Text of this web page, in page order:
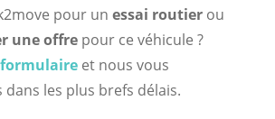
pour un essai routier ou
une offre pour ce véhicule ?
formulaire et nous vous
les plus brefs délais.